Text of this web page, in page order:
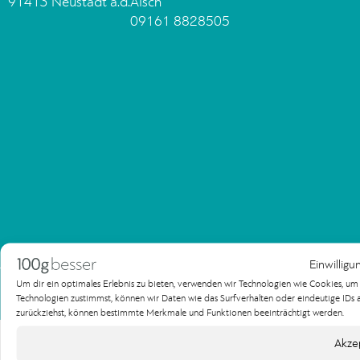
Um dir ein optimales Erlebnis zu bieten, verwenden wir Technologien wie Cookies,
Technologien zustimmst, können wir Daten wie das Surfverhalten oder eindeutige
zurückziehst, können bestimmte Merkmale und Funktionen beeinträchtigt werden.
09161 8828505
Copyright 100gbesser Werbeagentur
Datenschutzerklärung
Impressum